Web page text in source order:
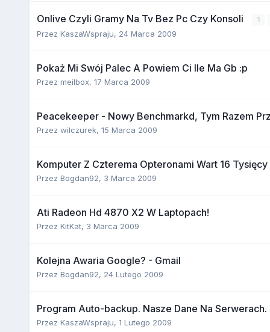
Onlive Czyli Gramy Na Tv Bez Pc Czy Konsoli 1
Przez KaszaWspraju, 24 Marca 2009
Pokaż Mi Swój Palec A Powiem Ci Ile Ma Gb :p
Przez meilbox, 17 Marca 2009
Peacekeeper - Nowy Benchmarkd, Tym Razem
Przez wilczurek, 15 Marca 2009
Komputer Z Czterema Opteronami Wart 16
Przez Bogdan92, 3 Marca 2009
Ati Radeon Hd 4870 X2 W Laptopach!
Przez KitKat, 3 Marca 2009
Kolejna Awaria Google? - Gmail
Przez Bogdan92, 24 Lutego 2009
Program Auto-backup. Nasze Dane Na Serwerach.
Przez KaszaWspraju, 1 Lutego 2009